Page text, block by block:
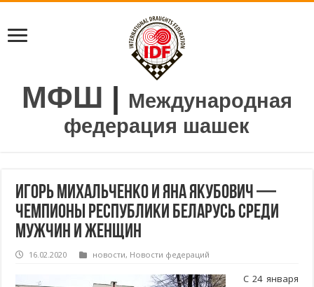
МФШ | Международная
федерация шашек
Игорь Михальченко и Яна Якубович —
чемпионы Республики Беларусь среди
мужчин и женщин
16.02.2020 новости, Новости федераций
C 24 января